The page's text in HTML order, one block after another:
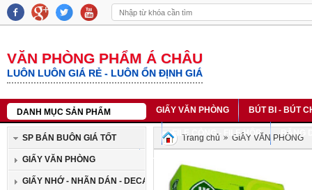
VĂN PHÒNG PHẨM Á CHÂU
LUÔN LUÔN GIÁ RẺ - LUÔN ỔN ĐỊNH GIÁ
DANH MỤC SẢN PHẨM GIẤY VĂN PHÒNG BÚT BI - BÚT
SỔ DA - SỔ LÒ XO - SỔ BÌA CỨNG FILE CÒNG - FILE HỘP BĂNG
BĂNG MỰC IN NHÃN CASIO LIÊN HỆ
SP BÁN BUÔN GIÁ TỐT
GIẤY VĂN PHÒNG
GIẤY NHỚ - NHÃN DÁN - DECAN
Trang chủ GIẤY VĂN PHÒNG